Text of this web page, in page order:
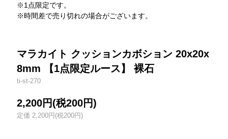
※1点限定です。
※時間差で売り切れの場合がございます。
マラカイト クッションカボション 20x20x
8mm 【1点限定ルース】 裸石
ti-st-270
2,200円(税200円)
定価 2,200円(税200円)